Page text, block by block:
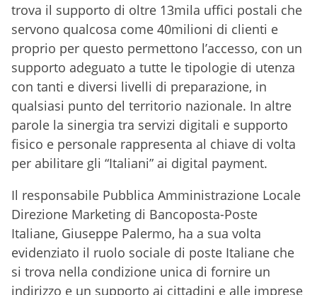
trova il supporto di oltre 13mila uffici postali che
servono qualcosa come 40milioni di clienti e
proprio per questo permettono l’accesso, con un
supporto adeguato a tutte le tipologie di utenza
con tanti e diversi livelli di preparazione, in
qualsiasi punto del territorio nazionale. In altre
parole la sinergia tra servizi digitali e supporto
fisico e personale rappresenta al chiave di volta
per abilitare gli “Italiani” ai digital payment.
Il responsabile Pubblica Amministrazione Locale
Direzione Marketing di Bancoposta-Poste
Italiane, Giuseppe Palermo, ha a sua volta
evidenziato il ruolo sociale di poste Italiane che
si trova nella condizione unica di fornire un
indirizzo e un supporto ai cittadini e alle imprese